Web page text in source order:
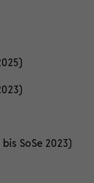
SoSe 2023)